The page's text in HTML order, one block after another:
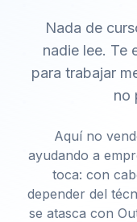
Nada de
nadie lee. Te
para trabajar
no
Aquí no
ayudando a
toca: con
depender del
se atasca con